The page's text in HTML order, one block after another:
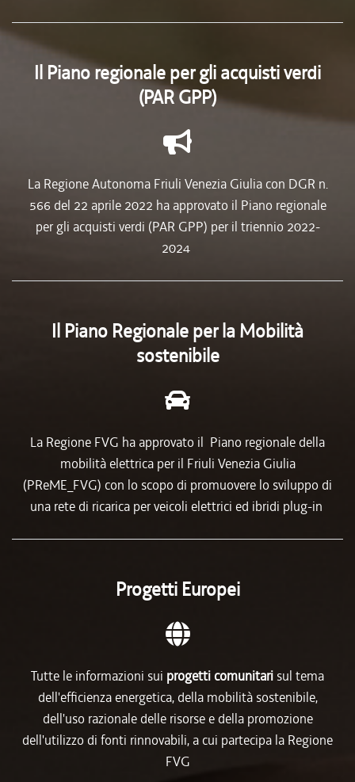
Il Piano regionale per gli acquisti verdi
(PAR GPP)
La Regione Autonoma Friuli Venezia Giulia con DGR n.
566 del 22 aprile 2022 ha approvato il Piano regionale
per gli acquisti verdi (PAR GPP) per il triennio 2022-
2024
Il Piano Regionale per la Mobilità
sostenibile
La Regione FVG ha approvato il Piano regionale della
mobilità elettrica per il Friuli Venezia Giulia
(PReME_FVG) con lo scopo di promuovere lo sviluppo di
una rete di ricarica per veicoli elettrici ed ibridi plug-in
Progetti Europei
Tutte le informazioni sui progetti comunitari sul tema
dell'efficienza energetica, della mobilità sostenibile,
dell'uso razionale delle risorse e della promozione
dell'utilizzo di fonti rinnovabili, a cui partecipa la Regione
FVG